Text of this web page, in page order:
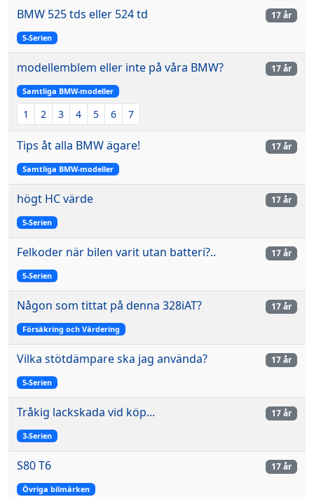
BMW 525 tds eller 524 td
5-Serien
17 år
modellemblem eller inte på våra BMW?
Samtliga BMW-modeller
1 2 3 4 5 6 7
17 år
Tips åt alla BMW ägare!
Samtliga BMW-modeller
17 år
högt HC värde
5-Serien
17 år
Felkoder när bilen varit utan batteri?..
5-Serien
17 år
Någon som tittat på denna 328iAT?
Försäkring och Värdering
17 år
Vilka stötdämpare ska jag använda?
5-Serien
17 år
Tråkig lackskada vid köp...
3-Serien
17 år
S80 T6
Övriga bilmärken
17 år